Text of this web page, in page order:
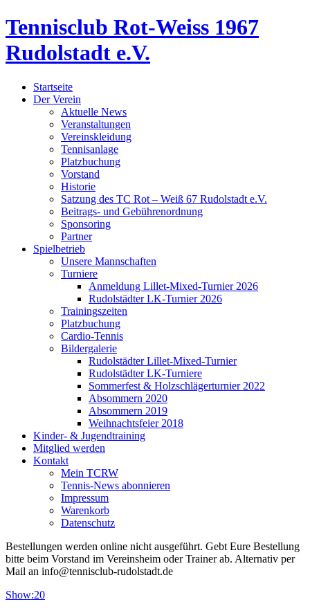
Tennisclub Rot-Weiss 1967
Rudolstadt e.V.
Startseite
Der Verein
Aktuelle News
Veranstaltungen
Vereinskleidung
Tennisanlage
Platzbuchung
Vorstand
Historie
Satzung des TC Rot – Weiß 67 Rudolstadt e.V.
Beitrags- und Gebührenordnung
Sponsoring
Partner
Spielbetrieb
Unsere Mannschaften
Turniere
Anmeldung Lillet-Mixed-Turnier 2026
Rudolstädter LK-Turnier 2026
Trainingszeiten
Platzbuchung
Cardio-Tennis
Bildergalerie
Rudolstädter Lillet-Mixed-Turnier
Rudolstädter LK-Turniere
Sommerfest & Holzschlägerturnier 2022
Absommern 2020
Absommern 2019
Weihnachtsfeier 2018
Kinder- & Jugendtraining
Mitglied werden
Kontakt
Mein TCRW
Tennis-News abonnieren
Impressum
Warenkorb
Datenschutz
Bestellungen werden online nicht ausgeführt. Gebt Eure Bestellung
bitte beim Vorstand im Vereinsheim oder Trainer ab. Alternativ per
Mail an info@tennisclub-rudolstadt.de
Show:20